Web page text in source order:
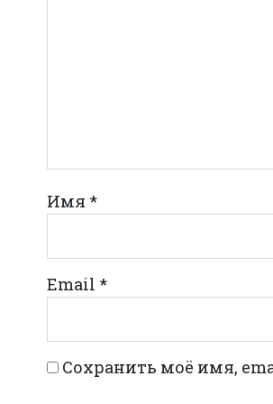
Имя *
Email *
Сохранить моё имя,